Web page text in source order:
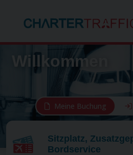
Willkommen
Meine Buchung
Sitzplatz,
Bordservice